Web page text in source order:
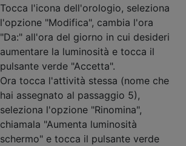
Tocca l'icona dell'orologio, seleziona
l'opzione "Modifica", cambia l'ora
"Da:" all'ora del giorno in cui desideri
aumentare la luminosità e tocca il
pulsante verde "Accetta".
Ora tocca l'attività stessa (nome che
hai assegnato al passaggio 5),
seleziona l'opzione "Rinomina",
chiamala "Aumenta luminosità
schermo" e tocca il pulsante verde